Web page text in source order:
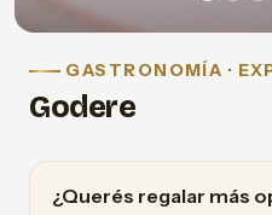
GASTRONOMÍA ·
Godere
¿Querés regalar más